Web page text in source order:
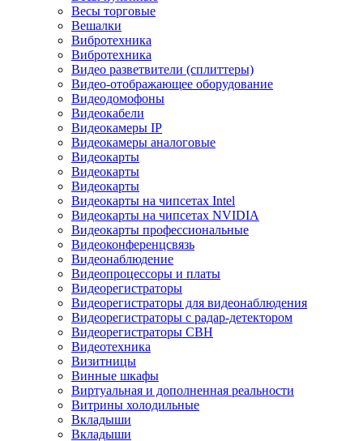
Весы торговые
Вешалки
Вибротехника
Вибротехника
Видео разветвители (сплиттеры)
Видео-отображающее оборудование
Видеодомофоны
Видеокабели
Видеокамеры IP
Видеокамеры аналоговые
Видеокарты
Видеокарты
Видеокарты
Видеокарты на чипсетах Intel
Видеокарты на чипсетах NVIDIA
Видеокарты профессиональные
Видеоконференцсвязь
Видеонаблюдение
Видеопроцессоры и платы
Видеорегистраторы
Видеорегистраторы для видеонаблюдения
Видеорегистраторы с радар-детектором
Видеорегистраторы СВН
Видеотехника
Визитницы
Винные шкафы
Виртуальная и дополненная реальности
Витрины холодильные
Вкладыши
Вкладыши